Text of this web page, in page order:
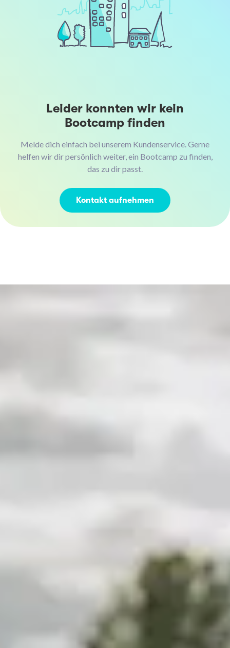
Leider konnten wir kein
Bootcamp finden
Melde dich einfach bei unserem Kundenservice. Gerne
helfen wir dir persönlich weiter, ein Bootcamp zu finden,
das zu dir passt.
Kontakt aufnehmen